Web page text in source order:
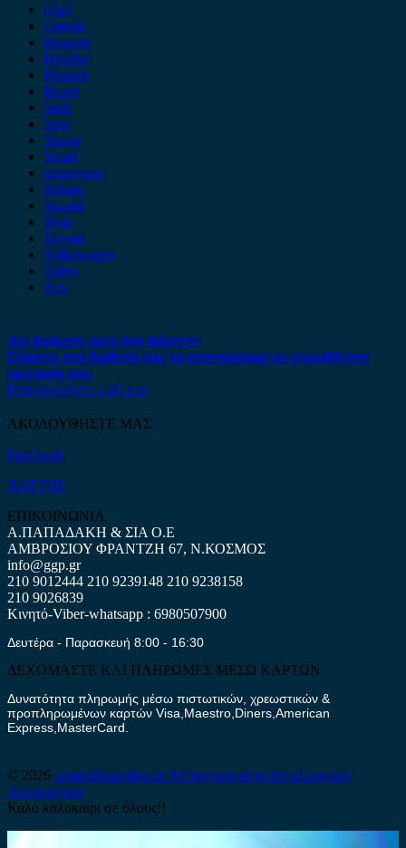
Opel
Omoda
Peugeot
Porsche
Renault
Rover
Saab
Seat
Skoda
Smart
ssangyong
Subaru
Suzuki
Tesla
Toyota
Volkswagen
Volvo
Xev
Δεν βρήκατε αυτό που ψάχνετε;
Είμαστε στη διάθεση σας να απαντήσουμε σε οποιαδήποτε
ερώτηση σας.
Επικοινωνήστε μαζί μας
ΑΚΟΛΟΥΘΗΣΤΕ ΜΑΣ
Facebook
ΧΑΡΤΗΣ
ΕΠΙΚΟΙΝΩΝΙΑ
Α.ΠΑΠΑΔΑΚΗ & ΣΙΑ Ο.Ε
ΑΜΒΡΟΣΙΟΥ ΦΡΑΝΤΖΗ 67, Ν.ΚΟΣΜΟΣ
info@ggp.gr
210 9012444 210 9239148 210 9238158
210 9026839
Κινητό-Viber-whatsapp : 6980507900
Δευτέρα - Παρασκευή 8:00 - 16:30
ΔΕΧΟΜΑΣΤΕ ΚΑΙ ΠΛΗΡΩΜΕΣ ΜΕΣΩ ΚΑΡΤΩΝ
Δυνατότητα πληρωμής μέσω πιστωτικών, χρεωστικών &
προπληρωμένων καρτών Visa,Maestro,Diners,American
Express,MasterCard.
© 2026 antalaktikaonline.grΜεταχειρισμένα Ανταλλακτικά
Αυτοκινήτων
Καλό καλοκαίρι σε όλους!!